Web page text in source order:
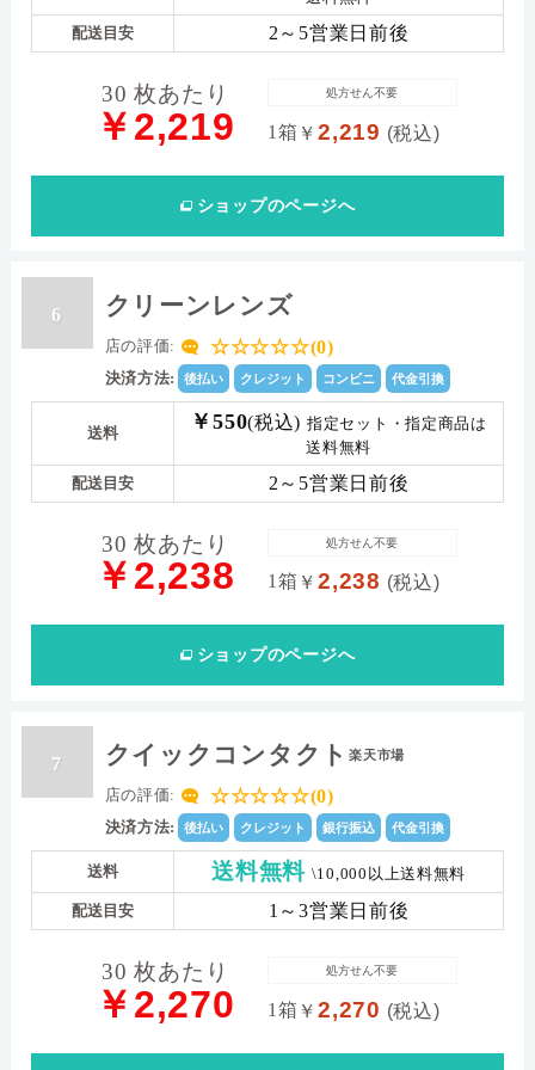
配送目安 2～5営業日前後
30 枚あたり
￥2,219 1箱 ￥2,219 (税込)
処方せん不要
ショップのページへ
6 クリーンレンズ
店の評価: ☆☆☆☆☆(0)
決済方法: 後払い クレジット コンビニ 代金引換
送料 ￥550(税込) 指定セット・指定商品は
送料無料
配送目安 2～5営業日前後
30 枚あたり
￥2,238 1箱 ￥2,238 (税込)
処方せん不要
ショップのページへ
7 クイックコンタクト楽天市場
店の評価: ☆☆☆☆☆(0)
決済方法: 後払い クレジット 銀行振込 代金引換
送料 送料無料 \10,000以上送料無料
配送目安 1～3営業日前後
30 枚あたり
￥2,270 1箱 ￥2,270 (税込)
処方せん不要